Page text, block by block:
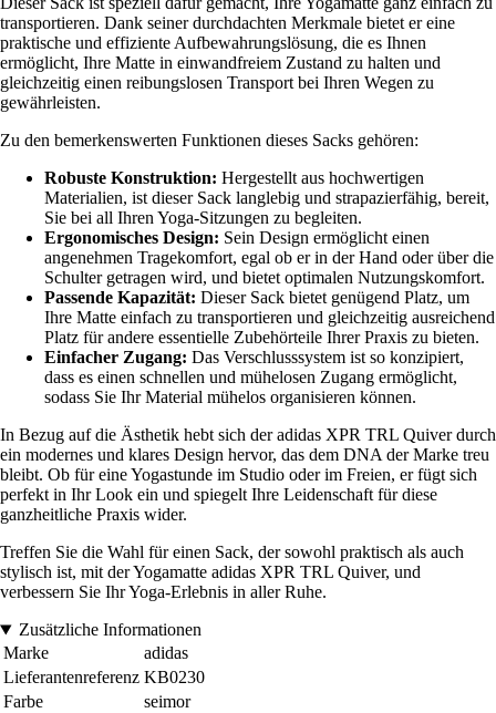
transportieren. Dank seiner durchdachten Merkmale bietet er eine
praktische und effiziente Aufbewahrungslösung, die es Ihnen
ermöglicht, Ihre Matte in einwandfreiem Zustand zu halten und
gleichzeitig einen reibungslosen Transport bei Ihren Wegen zu
gewährleisten.
Zu den bemerkenswerten Funktionen dieses Sacks gehören:
Robuste Konstruktion: Hergestellt aus hochwertigen
Materialien, ist dieser Sack langlebig und strapazierfähig, bereit,
Sie bei all Ihren Yoga-Sitzungen zu begleiten.
Ergonomisches Design: Sein Design ermöglicht einen
angenehmen Tragekomfort, egal ob er in der Hand oder über die
Schulter getragen wird, und bietet optimalen Nutzungskomfort.
Passende Kapazität: Dieser Sack bietet genügend Platz, um
Ihre Matte einfach zu transportieren und gleichzeitig ausreichend
Platz für andere essentielle Zubehörteile Ihrer Praxis zu bieten.
Einfacher Zugang: Das Verschlusssystem ist so konzipiert,
dass es einen schnellen und mühelosen Zugang ermöglicht,
sodass Sie Ihr Material mühelos organisieren können.
In Bezug auf die Ästhetik hebt sich der adidas XPR TRL Quiver durch
ein modernes und klares Design hervor, das dem DNA der Marke treu
bleibt. Ob für eine Yogastunde im Studio oder im Freien, er fügt sich
perfekt in Ihr Look ein und spiegelt Ihre Leidenschaft für diese
ganzheitliche Praxis wider.
Treffen Sie die Wahl für einen Sack, der sowohl praktisch als auch
stylisch ist, mit der Yogamatte adidas XPR TRL Quiver, und
verbessern Sie Ihr Yoga-Erlebnis in aller Ruhe.
Zusätzliche Informationen
Marke
adidas
Lieferantenreferenz KB0230
Farbe
seimor